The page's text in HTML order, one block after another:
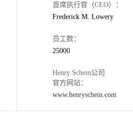
首席执行官（CEO）：
Frederick M. Lowery
员工数：
25000
Henry Schein公司
官方网站：
www.henryschein.com